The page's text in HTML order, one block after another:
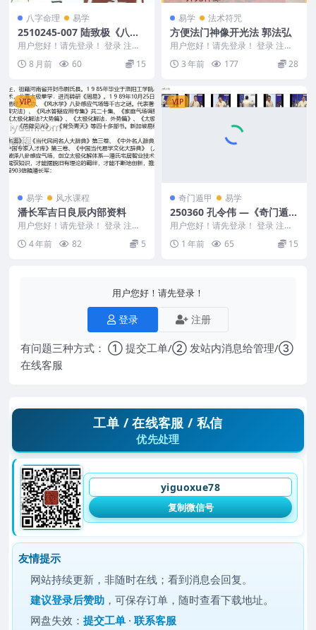
八字命理 易学
2510245-007 陆致极《八字
民间绝招》51页.pdf
用户您好！请先登录！ 登录 注册
陆致极《八字民间绝招》51页.pdf
2510...
8 月前 60 15
易学 法术符咒
方便法门神像开光法 郭法弘
用户您好！请先登录！ 登录 注册
方便法门神像开光法 郭法弘 简章
开光法 Y23...
3 年前 177 28
VIP
易学 风水课程
潘长军吉日良辰内部资料
用户您好！请先登录！ 登录 注册
编号：MY2212-200-95 潘长军吉
日良...4 年前 82 5
VIP
奇门遁甲 易学
250360 孔令伟 —《奇门遁甲
秘笈：企业经营决策大智慧》
6DVD
用户您好！请先登录！ 登录 注册
250360 孔令伟 —《奇门遁甲秘
笈：企业经...
1 年前 65 15
用户您好！请先登录！
登录 注册
有问题三种方式： ① 提交工单/② 发站内消息给管理/③
在线客服
工单 / 在线客服 / 私信
优先处理
yiguoxue78
复制微信号
友情提示
网站持续更新，非随时在线；看到消息会回复。
建议登录后赞助 ，可保存订单，随时查看下载地址。
网盘失效：提交工单 ·联系客服